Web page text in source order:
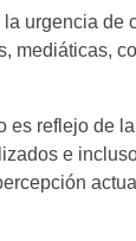
urgencia de
mediáticas,
reflejo de
e